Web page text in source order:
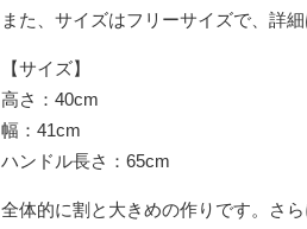
また、サイズはフリーサイズで、詳細
【サイズ】
高さ：40cm
幅：41cm
ハンドル長さ：65cm
全体的に割と大きめの作りです。さ